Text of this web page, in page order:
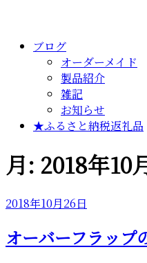
ブログ
オーダーメイド
製品紹介
雑記
お知らせ
★ふるさと納税返礼品
月: 2018年10
投
日:
2018年10月26日
オーバーフラップ